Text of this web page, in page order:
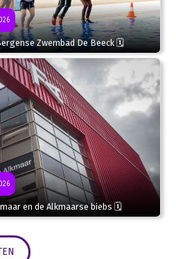
Zwembad De Beeck 🗓
en de Alkmaarse biebs 🗓